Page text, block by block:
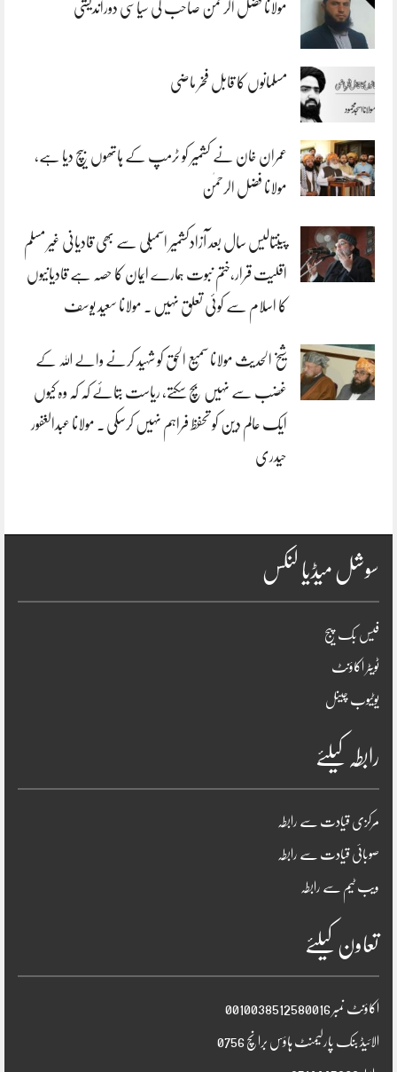
مولانا فضل الرحمن صاحب کی سیاسی دوراندیشی
مسلمانوں کا قابل فخر ماضی
عمران خان نے کشمیر کو ٹرمپ کے ہاتھوں بیچ دیا ہے،
مولانا فضل الرحمٰن
پینتالیس سال بعد آزادکشمیر اسمبلی سے بھی قادیانی غیر مسلم
اقلیت قرار،ختم نبوت ہمارے ایمان کا حصہ ہے قادیانیوں
کا اسلام سے کوئی تعلق نہیں . مولانا سعید یوسف
شیخ الحدیث مولانا سمیع الحق کو شہید کرنے والے اللہ کے
غضب سے نہیں بچ سکتے، ریاست بتائے کہ کہ وہ کیوں
ایک عالم دین کو تحفظ فراہم نہیں کرسکی . مولانا عبدالغفور
حیدری
سوشل میڈیا لنکس
فیس بک پیج
ٹویٹر اکاؤنٹ
یوٹیوب چینل
رابطہ کیلئے
مرکزی قیادت سے رابطہ
صوبائی قیادت سے رابطہ
ویب ٹیم سے رابطہ
تعاون کیلئے
اکاؤنٹ نمبر 0010038512580016
الائیڈ بنک پارلیمنٹ ہاؤس برانچ 0756